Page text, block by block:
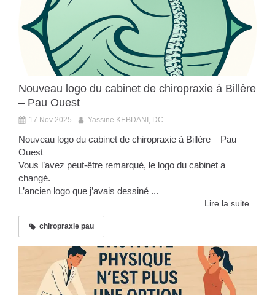
Nouveau logo du cabinet de chiropraxie à Billère
– Pau Ouest
17 Nov 2025 Yassine KEBDANI, DC
Nouveau logo du cabinet de chiropraxie à Billère – Pau
Ouest
Vous l’avez peut-être remarqué, le logo du cabinet a
changé.
L’ancien logo que j’avais dessiné ...
Lire la suite...
chiropraxie pau